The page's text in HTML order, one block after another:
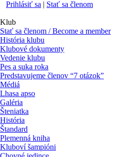
Prihlásiť sa | Stať sa členom
Klub
Stať sa členom / Become a member
História klubu
Klubové dokumenty
Vedenie klubu
Pes a suka roka
Predstavujeme členov “7 otázok”
Médiá
Lhasa apso
Galéria
Šteniatka
História
Štandard
Plemenná kniha
Kluboví šampióni